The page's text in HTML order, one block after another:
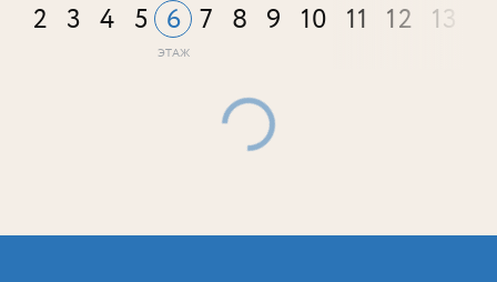
2 3 4 5 6 7 8 9 10 11 12 13